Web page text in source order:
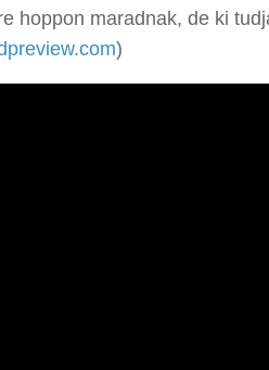
hoppon maradnak, de ki
)